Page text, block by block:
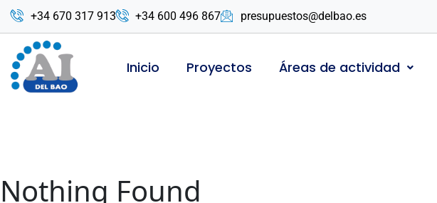
+34 670 317 913 +34 600 496 867 presupuestos@delbao.es
Inicio Proyectos Áreas de actividad
Nothing Found